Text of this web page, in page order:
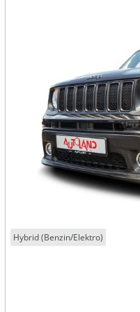
Hybrid (Benzin/Elektro)